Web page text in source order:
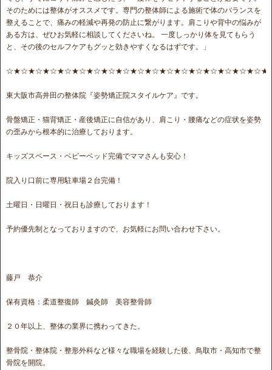
そのためには整体がオススメです。専門の整体師による施術で体のバランスを
整えることで、痛みの軽減や再発の防止に繋がります。肩こりや背中の悩みが
ある方は、ぜひお気軽に相談してくださいね。 一度しっかり体を見てもらう
と、その後のセルフケアもグッと効きやすくなるはずです。」
東大阪市高井田の整体院『姿勢矯正院スタイルケア』です。
骨盤矯正・猫背矯正・産後矯正に自信があり、肩こり・腰痛などの症状を姿勢
の歪みから根本的に治療しております。
キッズスペース・ベビーベッド完備でママさんも安心！
院入り口前に専用駐車場２台完備！
土曜日・日曜日・祝日も診療しております！
予約優先制となっておりますので、お気軽にお問い合わせ下さい。
藤戸 恭介
保有資格：柔道整復師 鍼灸師 美容整骨師
２０年以上、整体の業界に携わってきた。
整骨院・整体院・整形外科など様々な職場を経験した後、鳥取市・高知市で整
骨院を開院。